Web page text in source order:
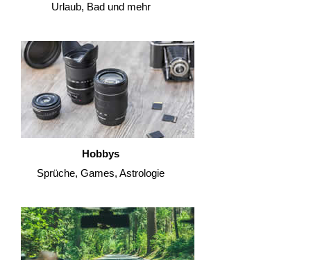
Urlaub, Bad und mehr
Hobbys
Sprüche, Games, Astrologie